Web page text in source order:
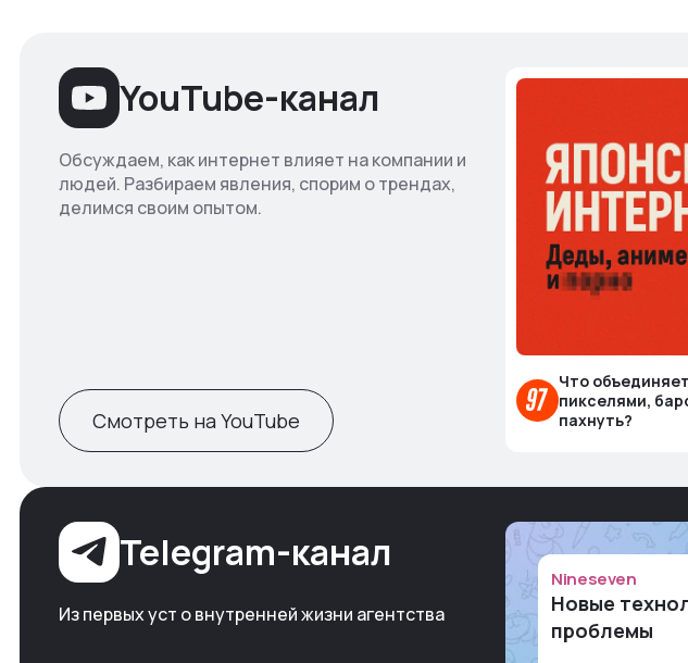
YouTube-канал
Обсуждаем, как интернет влияет на компании и
людей. Разбираем явления, спорим о трендах,
делимся своим опытом.
Смотреть на YouTube
Что
пикселями,
пахнуть?
Telegram-канал
Из первых уст о внутренней жизни агентства
Nineseven
Новые
проблемы